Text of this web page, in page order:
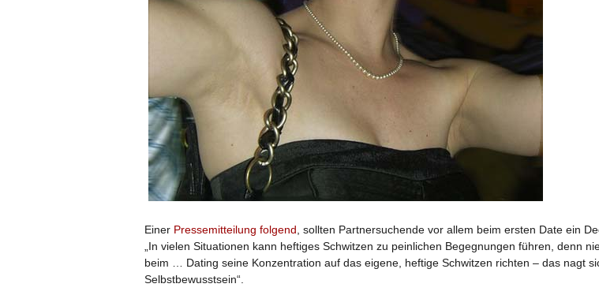
Einer Pressemitteilung folgend , sollten Partnersuchende vor allem beim ersten Date ein
„In vielen Situationen kann heftiges Schwitzen zu peinlichen Begegnungen führen, denn
beim … Dating seine Konzentration auf das eigene, heftige Schwitzen richten – das nagt
Selbstbewusstsein“.